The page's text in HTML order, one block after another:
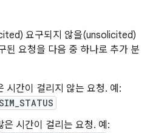
요구되지 않을(unsolicited)
된 요청을 다음 중 하나로 추가 분
시간이 걸리지 않는 요청. 예:
은 시간이 걸리는 요청. 예: